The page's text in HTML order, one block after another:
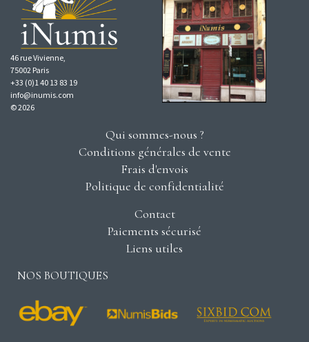
46 rue Vivienne,
75002 Paris
+33 (0)1 40 13 83 19
info@inumis.com
© 2026
Qui sommes-nous ?
Conditions générales de vente
Frais d'envois
Politique de confidentialité
Contact
Paiements sécurisé
Liens utiles
NOS BOUTIQUES